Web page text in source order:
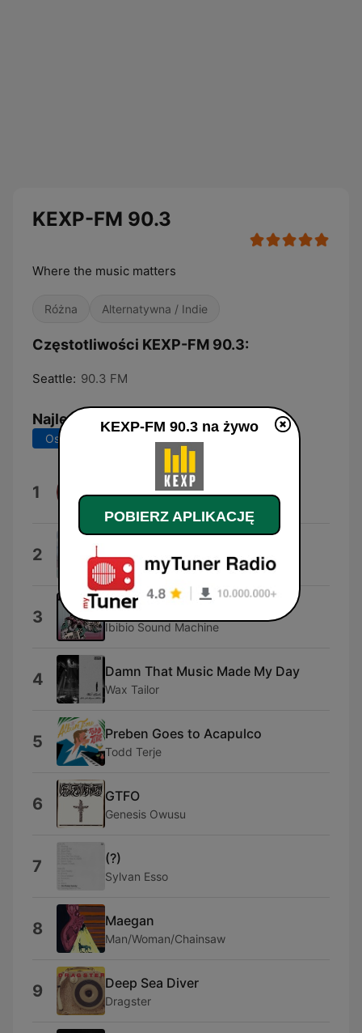
KEXP-FM 90.3
Where the music matters
Różna Alternatywna / Indie
Częstotliwości KEXP-FM 90.3:
Seattle: 90.3 FM
Najlepsze piosenki
Ostatnie 7 dni
1 Freakshow (Edit)
2 Francisca Valenzuela
3 Ibibio Spiritual
Ibibio Sound Machine
4 Damn That Music Made My Day
Wax Tailor
5 Preben Goes to Acapulco
Todd Terje
6 GTFO
Genesis Owusu
7 (?)
Sylvan Esso
8 Maegan
Man/Woman/Chainsaw
9 Deep Sea Diver
Dragster
KEXP-FM 90.3 na żywo
POBIERZ APLIKACJĘ